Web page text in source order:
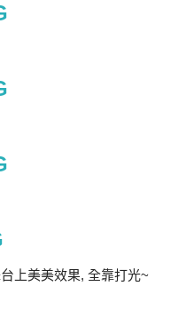
上美美效果, 全靠打光~